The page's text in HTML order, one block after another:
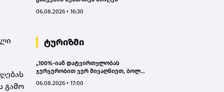
გამო
06.08.2026 • 16:30
ტურიზმი
„100%-იან დატვირთულობას
ჯერჯერობით ვერ მივაღწიეთ, ბოლო
გაუქმდა“ - Kobuleti Beach Club
06.08.2026 • 17:00